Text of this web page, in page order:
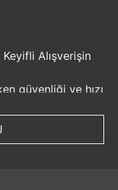
Alışverişin
güvenliği ve hızı
sunduğu bir dizi